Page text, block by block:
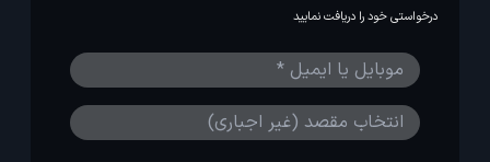
درخواستی خود را دریافت نمایید